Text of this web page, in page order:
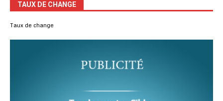
TAUX DE CHANGE
Taux de change